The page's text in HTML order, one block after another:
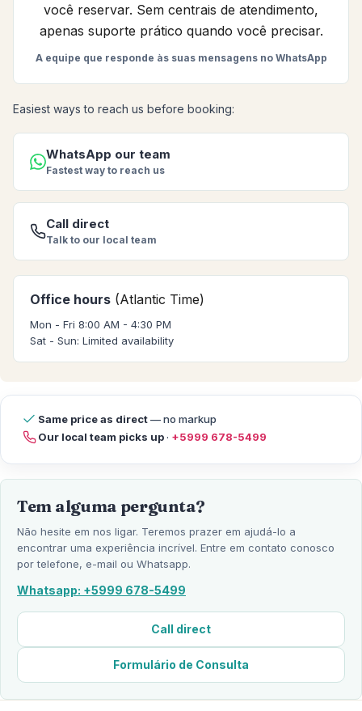
você reservar. Sem centrais de atendimento,
apenas suporte prático quando você precisar.
A equipe que responde às suas mensagens no WhatsApp
Easiest ways to reach us before booking:
WhatsApp our team
Fastest way to reach us
Call direct
Talk to our local team
Office hours (Atlantic Time)
Mon - Fri 8:00 AM - 4:30 PM
Sat - Sun: Limited availability
Same price as direct— no markup
Our local team picks up· +5999 678-5499
Tem alguma pergunta?
Não hesite em nos ligar. Teremos prazer em ajudá-lo a
encontrar uma experiência incrível. Entre em contato conosco
por telefone, e-mail ou Whatsapp.
Whatsapp: +5999 678-5499
Call direct
Formulário de Consulta